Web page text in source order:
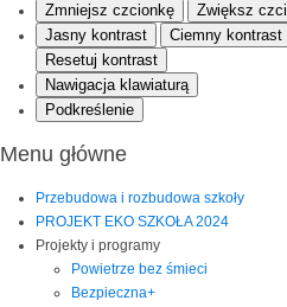
Zmniejsz czcionkę Zwiększ
Jasny kontrast
Ciemny kontrast
Resetuj kontrast
Nawigacja klawiaturą
Podkreślenie
Menu główne
Przebudowa i rozbudowa szkoły
PROJEKT EKO SZKOŁA 2024
Projekty i programy
Powietrze bez śmieci
Bezpieczna+